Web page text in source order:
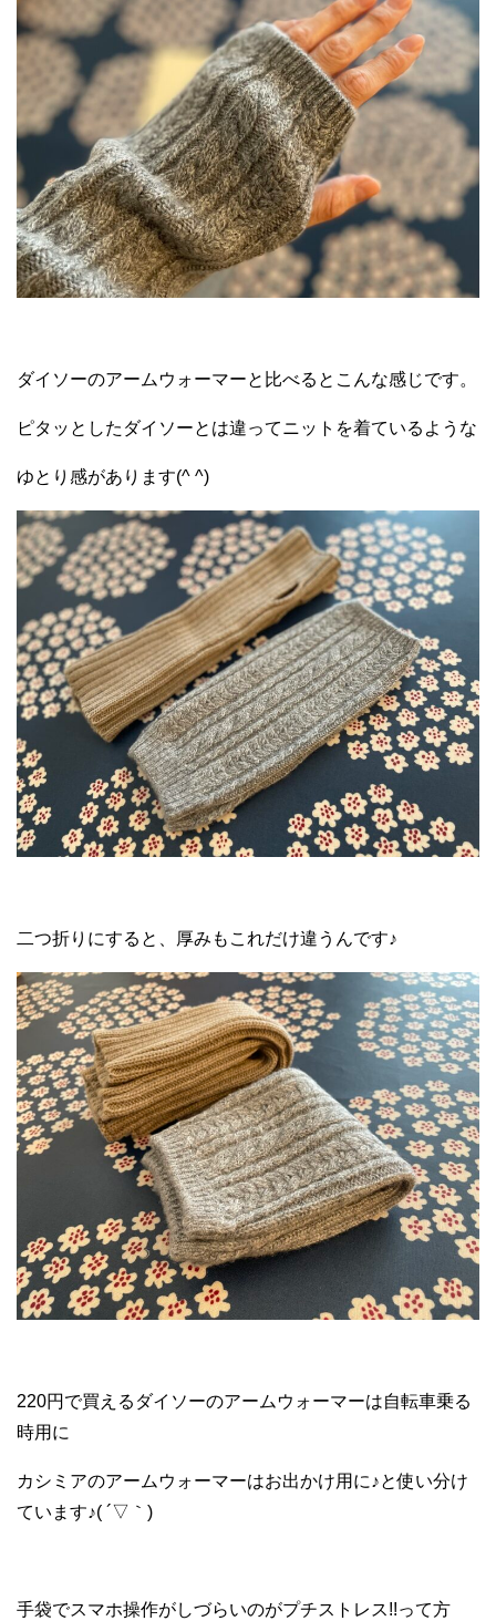
ダイソーのアームウォーマーと比べるとこんな感じです。
ピタッとしたダイソーとは違ってニットを着ているような
ゆとり感があります(^ ^)
二つ折りにすると、厚みもこれだけ違うんです♪
220円で買えるダイソーのアームウォーマーは自転車乗る
時用に
カシミアのアームウォーマーはお出かけ用に♪と使い分け
ています♪( ´▽｀)
手袋でスマホ操作がしづらいのがプチストレス!!って方